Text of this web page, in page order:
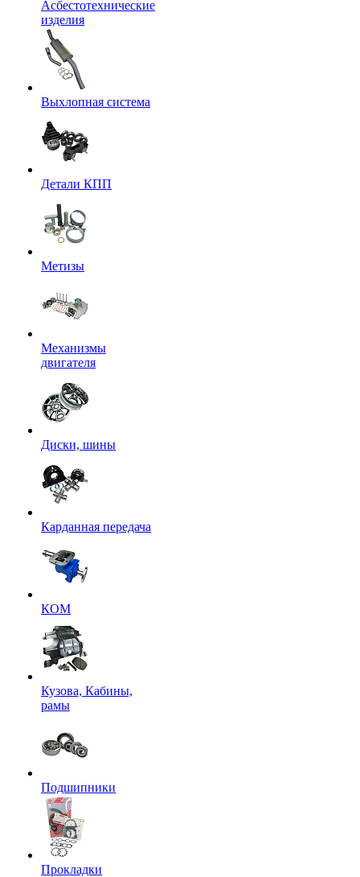
Асбестотехнические
изделия
Выхлопная система
Детали КПП
Метизы
Механизмы
двигателя
Диски, шины
Карданная передача
КОМ
Кузова, Кабины,
рамы
Подшипники
Прокладки